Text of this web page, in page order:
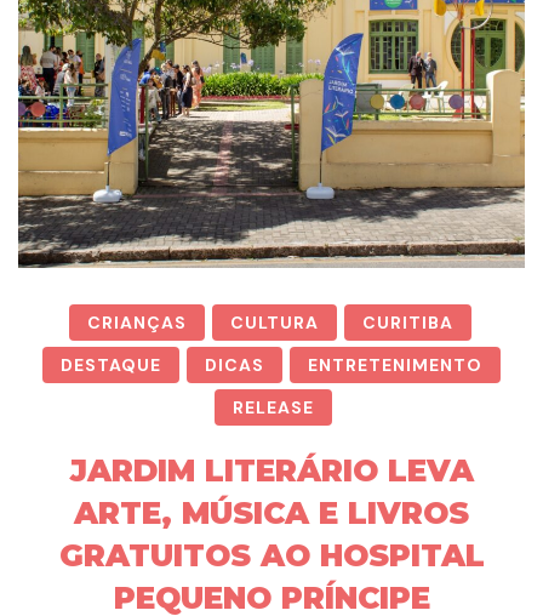
CRIANÇAS CULTURA
CURITIBA
DESTAQUE
DICAS
ENTRETENIMENTO
RELEASE
JARDIM LITERÁRIO LEVA
ARTE, MÚSICA E LIVROS
GRATUITOS AO HOSPITAL
PEQUENO PRÍNCIPE